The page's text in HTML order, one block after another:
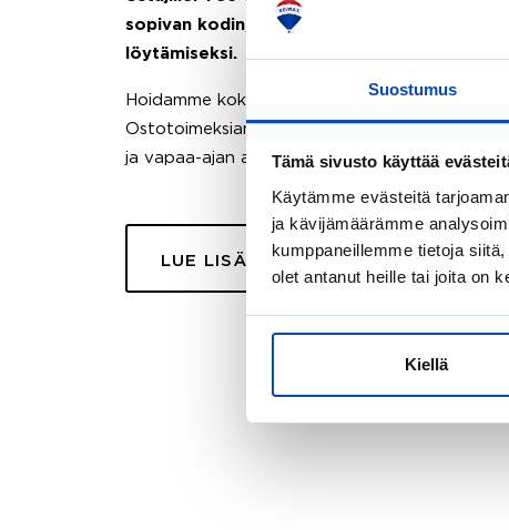
Suostumus
Tämä sivusto käyttää
Käytämme evästeitä
ja kävijämäärämme
kumppaneillemme tietoja
olet antanut heille tai joita on
Kiellä
sopivan kodin, eikä sinun tarvitse nähdä
löytämiseksi.
Hoidamme koko ostoprosessin puolestasi.
Ostotoimeksiantopalvelumme sopii myös
ja vapaa-ajan asuntojen ostoon.
LUE LISÄÄ